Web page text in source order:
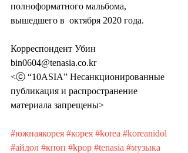
полноформатного мальбома,
вышедшего в  октября 2020 года.
Корреспондент Убин
bin0604@tenasia.co.kr
<ⓒ “10ASIA” Несанкционированные
публикация и распространение
материала запрещены>
#южнаякорея #корея #korea #koreanidol
#айдол #кпоп #kpop #tenasia #музыка